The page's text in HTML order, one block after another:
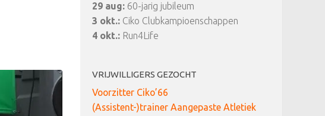
29 aug: 60-jarig jubileum
3 okt.: Ciko Clubkampioenschappen
4 okt.: Run4Life
VRIJWILLIGERS GEZOCHT
Voorzitter Ciko’66
(Assistent-)trainer Aangepaste Atletiek